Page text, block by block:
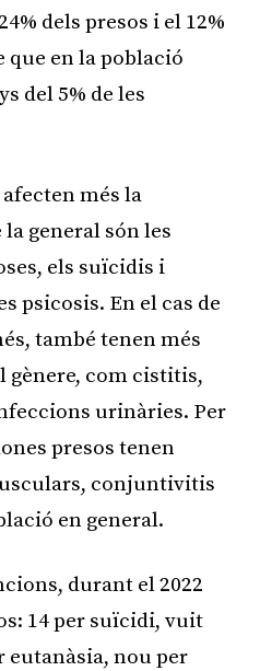
dels presos i el 12%
que en la població
del 5% de les
més la
general són les
els suïcidis i
psicosis. En el cas de
també tenen més
gènere, com cistitis,
urinàries. Per
presos tenen
conjuntivitis
en general.
durant el 2022
14 per suïcidi, vuit
eutanàsia, nou per